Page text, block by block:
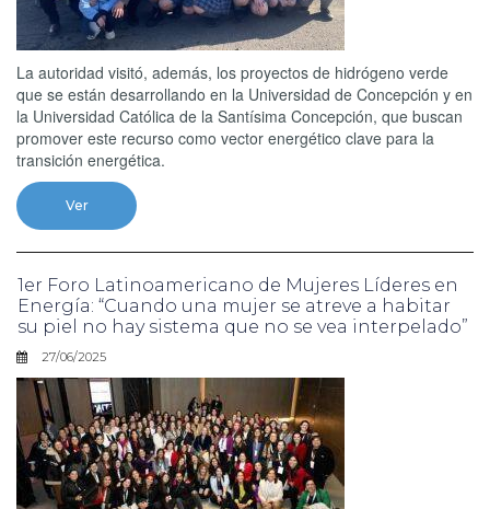
La autoridad visitó, además, los proyectos de hidrógeno verde
que se están desarrollando en la Universidad de Concepción y en
la Universidad Católica de la Santísima Concepción, que buscan
promover este recurso como vector energético clave para la
transición energética.
Ver
1er Foro Latinoamericano de Mujeres Líderes en
Energía: “Cuando una mujer se atreve a habitar
su piel no hay sistema que no se vea interpelado”
27/06/2025